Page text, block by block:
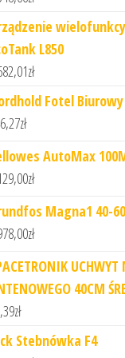
L850
zł
Fotel Biurowy
zł
AutoMax
zł
Magna1 40-
zł
UCHWYT
40CM
zł
Stebnówka F4